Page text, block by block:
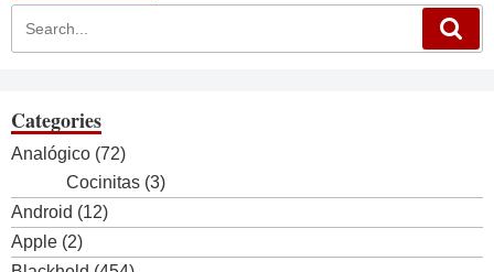
Categories
Analógico (72)
Cocinitas (3)
Android (12)
Apple (2)